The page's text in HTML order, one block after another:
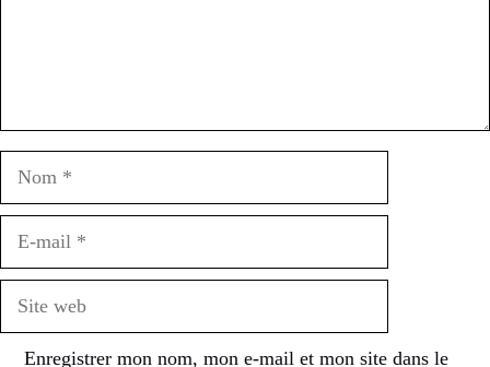
Enregistrer mon nom, mon e-mail et mon site dans le